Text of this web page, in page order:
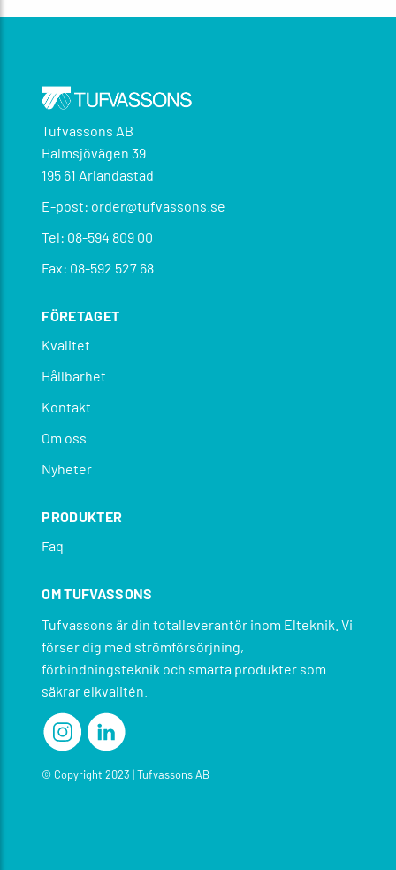
Tufvassons AB
Halmsjövägen 39
195 61 Arlandastad
E-post: order@tufvassons.se
Tel: 08-594 809 00
Fax: 08-592 527 68
FÖRETAGET
Kvalitet
Hållbarhet
Kontakt
Om oss
Nyheter
PRODUKTER
Faq
OM TUFVASSONS
Tufvassons är din totalleverantör inom Elteknik. Vi
förser dig med strömförsörjning,
förbindningsteknik och smarta produkter som
säkrar elkvalitén.
© Copyright 2023 | Tufvassons AB